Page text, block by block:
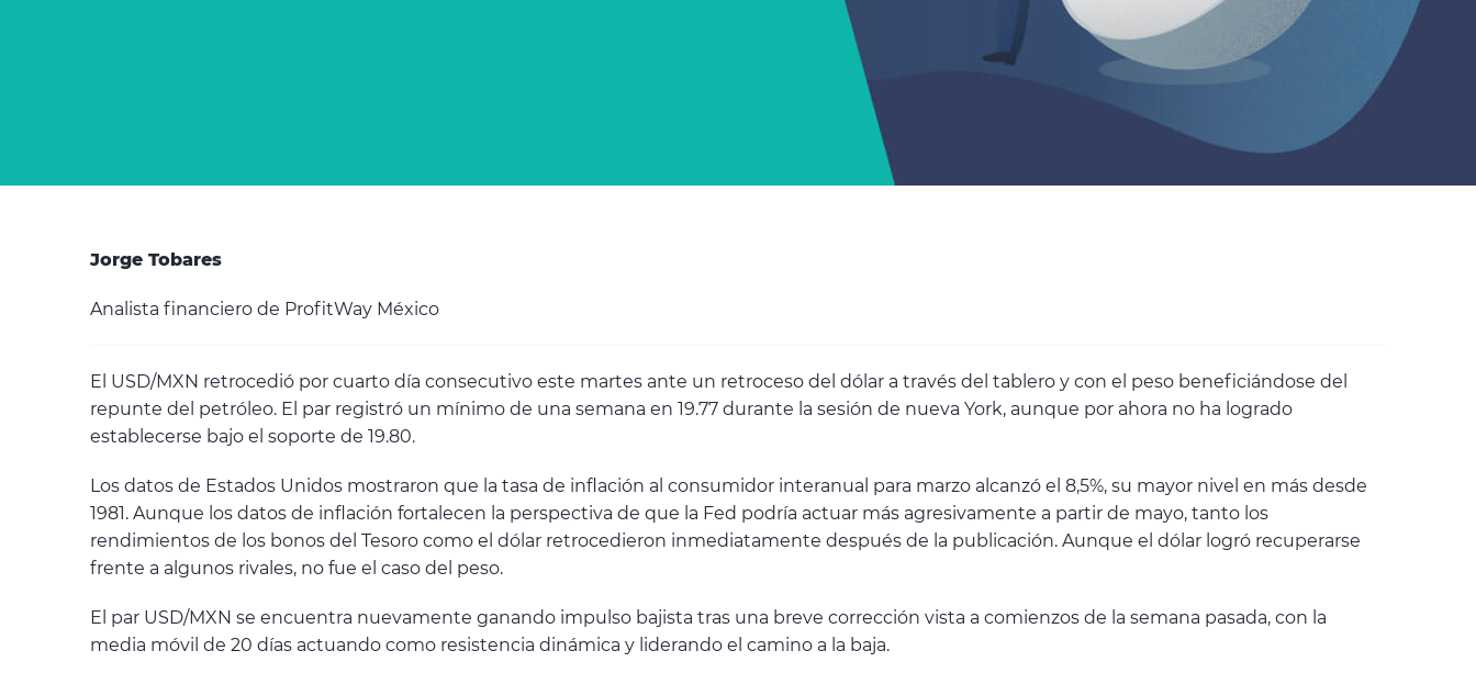
Jorge Tobares
Analista financiero de ProfitWay México
El USD/MXN retrocedió por cuarto día consecutivo este martes ante un retroceso del dólar a través del tablero y con el peso beneficiándose del
repunte del petróleo. El par registró un mínimo de una semana en 19.77 durante la sesión de nueva York, aunque por ahora no ha logrado
establecerse bajo el soporte de 19.80.
Los datos de Estados Unidos mostraron que la tasa de inflación al consumidor interanual para marzo alcanzó el 8,5%, su mayor nivel en más desde
1981. Aunque los datos de inflación fortalecen la perspectiva de que la Fed podría actuar más agresivamente a partir de mayo, tanto los
rendimientos de los bonos del Tesoro como el dólar retrocedieron inmediatamente después de la publicación. Aunque el dólar logró recuperarse
frente a algunos rivales, no fue el caso del peso.
El par USD/MXN se encuentra nuevamente ganando impulso bajista tras una breve corrección vista a comienzos de la semana pasada, con la
media móvil de 20 días actuando como resistencia dinámica y liderando el camino a la baja.